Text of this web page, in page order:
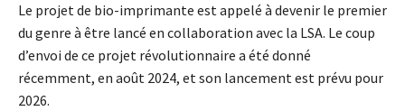
Le projet de bio-imprimante est appelé à devenir le premier
du genre à être lancé en collaboration avec la LSA. Le coup
d’envoi de ce projet révolutionnaire a été donné
récemment, en août 2024, et son lancement est prévu pour
2026.